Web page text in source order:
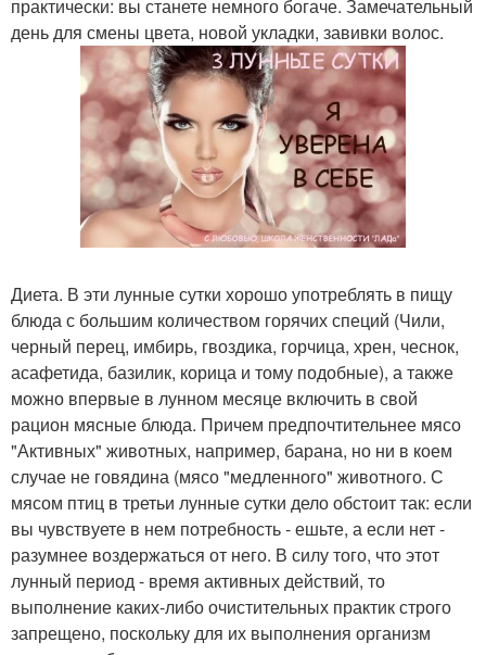
практически: вы станете немного богаче. Замечательный
день для смены цвета, новой укладки, завивки волос.
Диета. В эти лунные сутки хорошо употреблять в пищу
блюда с большим количеством горячих специй (Чили,
черный перец, имбирь, гвоздика, горчица, хрен, чеснок,
асафетида, базилик, корица и тому подобные), а также
можно впервые в лунном месяце включить в свой
рацион мясные блюда. Причем предпочтительнее мясо
"Активных" животных, например, барана, но ни в коем
случае не говядина (мясо "медленного" животного. С
мясом птиц в третьи лунные сутки дело обстоит так: если
вы чувствуете в нем потребность - ешьте, а если нет -
разумнее воздержаться от него. В силу того, что этот
лунный период - время активных действий, то
выполнение каких-либо очистительных практик строго
запрещено, поскольку для их выполнения организм